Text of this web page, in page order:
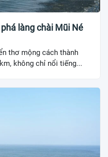
làng chài Mũi Né
thơ mộng cách thành
không chỉ nổi tiếng...